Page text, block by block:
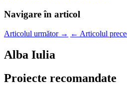
Navigare în articol
Articolul următor → ← Articolul
Alba Iulia
Proiecte recomandate